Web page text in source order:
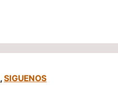
, SIGUENOS